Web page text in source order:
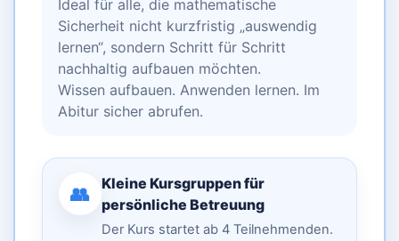
Ideal für alle, die mathematische
Sicherheit nicht kurzfristig „auswendig
lernen“, sondern Schritt für Schritt
nachhaltig aufbauen möchten.
Wissen aufbauen. Anwenden lernen. Im
Abitur sicher abrufen.
👥
Kleine Kursgruppen für
persönliche Betreuung
Der Kurs startet ab 4 Teilnehmenden.